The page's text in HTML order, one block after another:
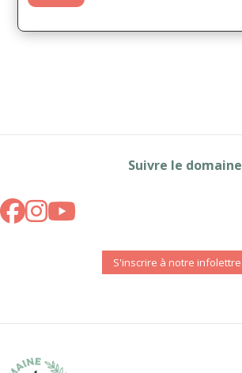
Suivre le domaine
S'inscrire à notre infolettre